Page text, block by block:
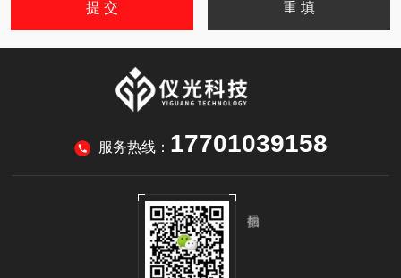
服务热线： 17701039158